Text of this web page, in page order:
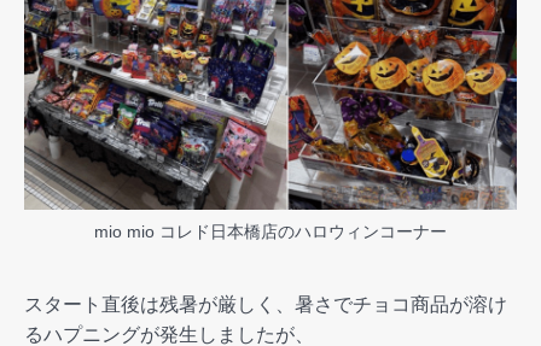
mio mio コレド日本橋店のハロウィンコーナー
スタート直後は残暑が厳しく、暑さでチョコ商品が溶け
るハプニングが発生しましたが、